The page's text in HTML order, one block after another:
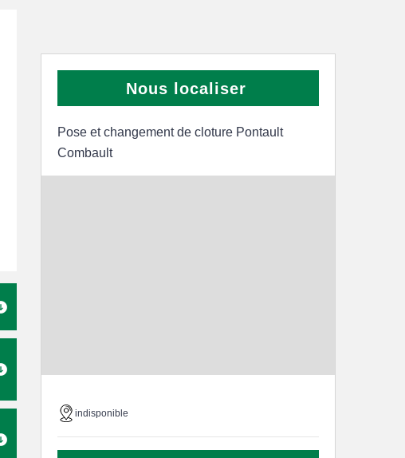
Nous localiser
Pose et changement de cloture Pontault
Combault
indisponible